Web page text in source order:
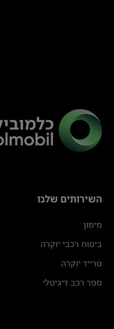
השירותים שלנו
מימון
ביטוח רכבי יוקרה
טרייד יוקרה
ספר רכב דיגיטלי